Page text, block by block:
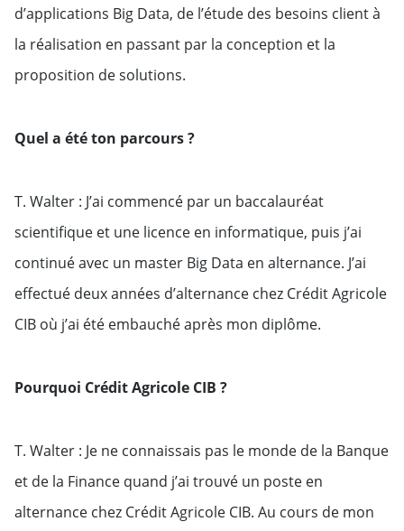
d’applications Big Data, de l’étude des besoins client à
la réalisation en passant par la conception et la
proposition de solutions.
Quel a été ton parcours ?
T. Walter : J’ai commencé par un baccalauréat
scientifique et une licence en informatique, puis j’ai
continué avec un master Big Data en alternance. J’ai
effectué deux années d’alternance chez Crédit Agricole
CIB où j’ai été embauché après mon diplôme.
Pourquoi Crédit Agricole CIB ?
T. Walter : Je ne connaissais pas le monde de la Banque
et de la Finance quand j’ai trouvé un poste en
alternance chez Crédit Agricole CIB. Au cours de mon